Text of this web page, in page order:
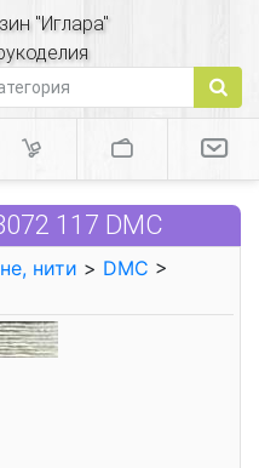
"Иглара"
117 DMC
нити > DMC >